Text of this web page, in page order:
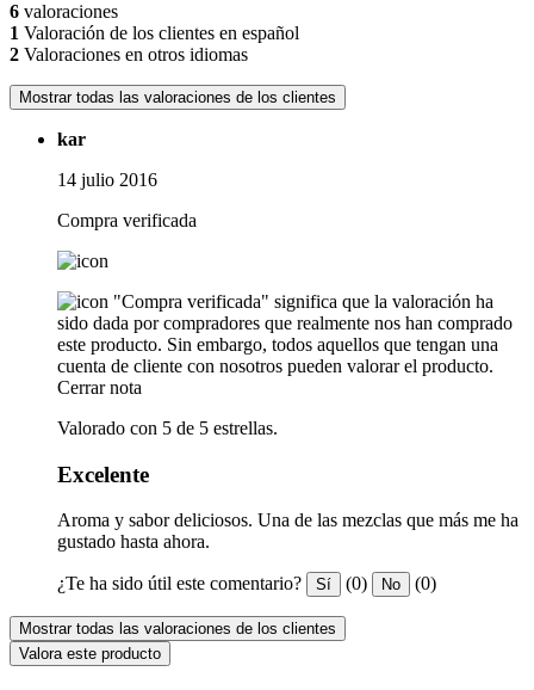
6 valoraciones
1 Valoración de los clientes en español
2 Valoraciones en otros idiomas
Mostrar todas las valoraciones de los clientes
kar
14 julio 2016
Compra verificada
"Compra verificada" significa que la valoración ha
sido dada por compradores que realmente nos han comprado
este producto. Sin embargo, todos aquellos que tengan una
cuenta de cliente con nosotros pueden valorar el producto.
Cerrar nota
Valorado con 5 de 5 estrellas.
Excelente
Aroma y sabor deliciosos. Una de las mezclas que más me ha
gustado hasta ahora.
¿Te ha sido útil este comentario? Sí (0) No (0)
Mostrar todas las valoraciones de los clientes
Valora este producto